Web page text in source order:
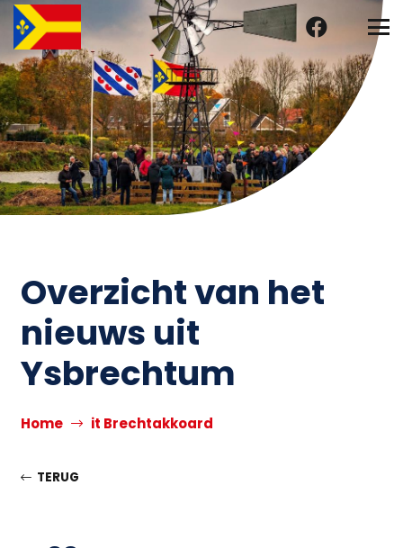
Overzicht van het
nieuws uit
Ysbrechtum
Home it Brechtakkoard
TERUG